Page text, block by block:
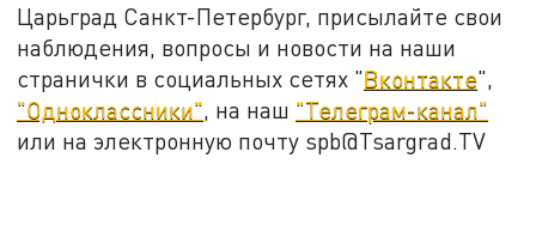
Царьград Санкт-Петербург, присылайте свои
наблюдения, вопросы и новости на наши
странички в социальных сетях "Вконтакте",
"Одноклассники", на наш "Телеграм-канал"
или на электронную почту spb@Tsargrad.TV